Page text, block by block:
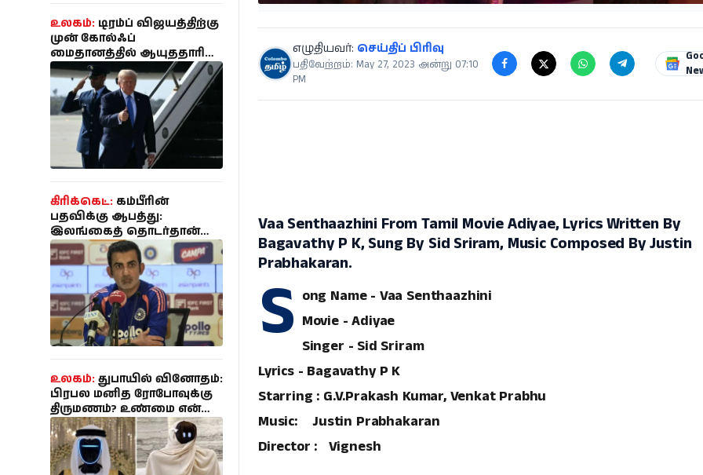
உலகம்: டிரம்ப் விஜயத்திற்கு
முன் கோல்ஃப்
மைதானத்தில் ஆயுததாரி
கைது - பாதுகாப்பு
திட்டமிடலை
கண்காணித்ததாக
குற்றச்சாட்டு!
கிரிக்கெட்: கம்பீரின்
பதவிக்கு ஆபத்து:
இலங்கைத் தொடர்தான்
கடைசியா? - கடுமையான
அதிருப்தியில் பிசிசிஐ!
உலகம்: துபாயில் வினோதம்:
பிரபல மனித ரோபோவுக்கு
திருமணம்? உண்மை என்ன
தெரியுமா?
எழுதியவர்: செய்திப் பிரிவு
பதிவேற்றம்: May 27, 2023 அன்று 07:10
PM
Vaa Senthaazhini From Tamil Movie Adiyae, Lyrics Written By
Bagavathy P K, Sung By Sid Sriram, Music Composed By Justin
Prabhakaran.
S ong Name - Vaa Senthaazhini
Movie - Adiyae
Singer - Sid Sriram
Lyrics - Bagavathy P K
Starring : G.V.Prakash Kumar, Venkat Prabhu
Music: Justin Prabhakaran
Director : Vignesh